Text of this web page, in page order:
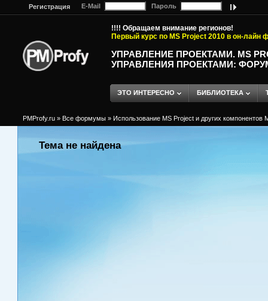
Регистрация E-Mail Пароль
!!!! Обращаем внимание регионов!
Первый курс по MS Project 2010 в он-лайн
УПРАВЛЕНИЕ ПРОЕКТАМИ. MS
УПРАВЛЕНИЯ ПРОЕКТАМИ:
ЭТО ИНТЕРЕСНО БИБЛИОТЕКА
PMProfy.ru » Все формумы » Использование MS Project и других компонентов
Тема не найдена